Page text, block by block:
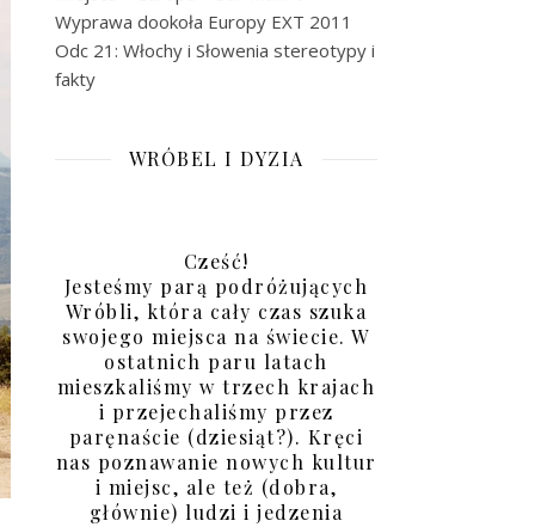
Wyprawa dookoła Europy EXT 2011
Odc 21: Włochy i Słowenia stereotypy i
fakty
WRÓBEL I DYZIA
Cześć!
Jesteśmy parą podróżujących
Wróbli, która cały czas szuka
swojego miejsca na świecie. W
ostatnich paru latach
mieszkaliśmy w trzech krajach
i przejechaliśmy przez
paręnaście (dziesiąt?). Kręci
nas poznawanie nowych kultur
i miejsc, ale też (dobra,
głównie) ludzi i jedzenia